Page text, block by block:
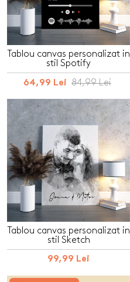
Tablou canvas personalizat in
stil Spotify
64,99 Lei 84,99 Lei
Tablou canvas personalizat in
stil Sketch
99,99 Lei